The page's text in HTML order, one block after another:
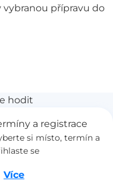
přípravu do
hodit
a registrace
si místo, termín a
se
VíceJdeme na to